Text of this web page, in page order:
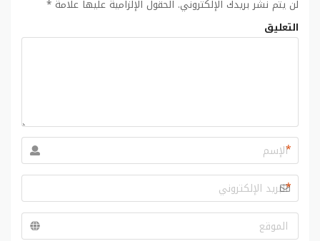
لن يتم نشر بريدك الإلكتروني. الحقول الإلزامية عليها علامة *
التعليق
*
*